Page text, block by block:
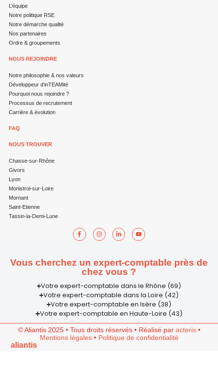
L’équipe
Notre politique RSE
Notre démarche qualité
Nos partenaires
Ordre & groupements
NOUS REJOINDRE
Notre philosophie & nos valeurs
Développeur d’inTEAMité
Pourquoi nous rejoindre ?
Processus de recrutement
Carrière & évolution
FAQ
NOUS TROUVER
Chasse-sur-Rhône
Givors
Lyon
Monistrol-sur-Loire
Mornant
Saint-Etienne
Tassin-la-Demi-Lune
Vous cherchez un expert-comptable près de
chez vous ?
Votre expert-comptable dans le Rhône (69)
Votre expert-comptable dans la Loire (42)
Votre expert-comptable en Isère (38)
Votre expert-comptable en Haute-Loire (43)
© Aliantis 2025 • Tous droits réservés • Réalisé par acteris•
Mentions légales• Politique de confidentialité
aliantis